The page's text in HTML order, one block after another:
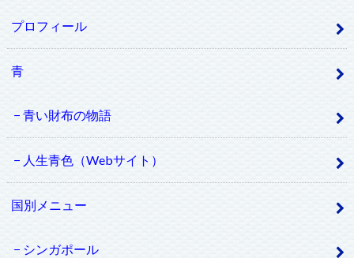
プロフィール
青
青い財布の物語
人生青色（Webサイト）
国別メニュー
シンガポール